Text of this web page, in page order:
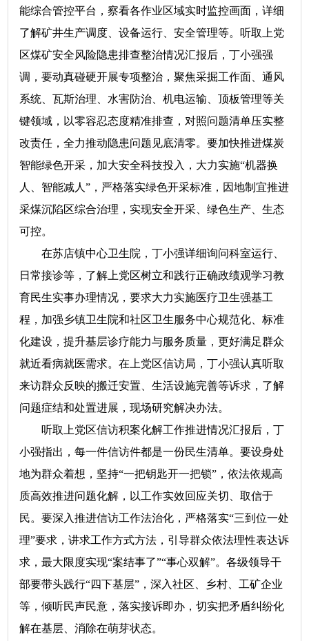
能综合管控平台，察看各作业区域实时监控画面，详细
了解矿井生产调度、设备运行、安全管理等。听取上党
区煤矿安全风险隐患排查整治情况汇报后，丁小强强
调，要动真碰硬开展专项整治，聚焦采掘工作面、通风
系统、瓦斯治理、水害防治、机电运输、顶板管理等关
键领域，以零容忍态度精准排查，对照问题清单压实整
改责任，全力推动隐患问题见底清零。要加快推进煤炭
智能绿色开采，加大安全科技投入，大力实施“机器换
人、智能减人”，严格落实绿色开采标准，因地制宜推进
采煤沉陷区综合治理，实现安全开采、绿色生产、生态
可控。
在苏店镇中心卫生院，丁小强详细询问科室运行、
日常接诊等，了解上党区树立和践行正确政绩观学习教
育民生实事办理情况，要求大力实施医疗卫生强基工
程，加强乡镇卫生院和社区卫生服务中心规范化、标准
化建设，提升基层诊疗能力与服务质量，更好满足群众
就近看病就医需求。在上党区信访局，丁小强认真听取
来访群众反映的搬迁安置、生活设施完善等诉求，了解
问题症结和处置进展，现场研究解决办法。
听取上党区信访积案化解工作推进情况汇报后，丁
小强指出，每一件信访件都是一份民生清单。要设身处
地为群众着想，坚持“一把钥匙开一把锁”，依法依规高
质高效推进问题化解，以工作实效回应关切、取信于
民。要深入推进信访工作法治化，严格落实“三到位一处
理”要求，讲求工作方式方法，引导群众依法理性表达诉
求，最大限度实现“案结事了”“事心双解”。各级领导干
部要带头践行“四下基层”，深入社区、乡村、工矿企业
等，倾听民声民意，落实接诉即办，切实把矛盾纠纷化
解在基层、消除在萌芽状态。